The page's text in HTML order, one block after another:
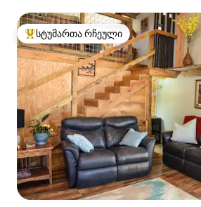
სტუმართა რჩეული მოწინავე ვარიანტი
სტუმართა რჩეული